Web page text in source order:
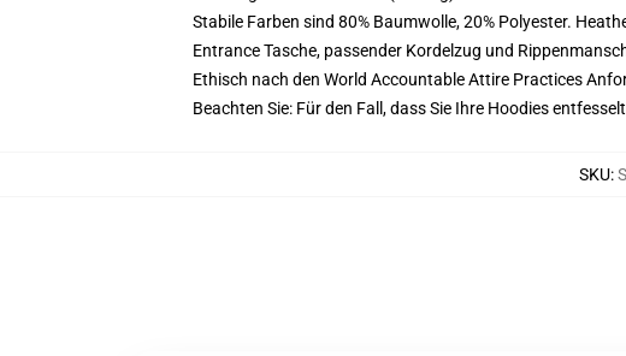
Stabile Farben sind 80% Baumwolle, 20% Polyester.
Entrance Tasche, passender Kordelzug und
Ethisch nach den World Accountable Attire Practices
Beachten Sie: Für den Fall, dass Sie Ihre Hoodies
SKU: